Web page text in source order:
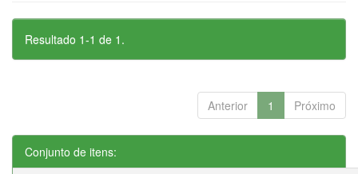
Resultado 1-1 de 1.
Anterior 1 Próximo
Conjunto de itens: